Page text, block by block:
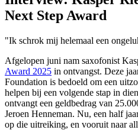
Next Step Award
"Ik schrok mij helemaal een
Afgelopen juni nam saxofonist
Award 2025 in ontvangst. Deze
Foundation is bedoeld om een
helpen bij een volgende stap in
ontvangt een geldbedrag van
Jeroen Henneman. Nu, een half
op die uitreiking, en vooruit naar